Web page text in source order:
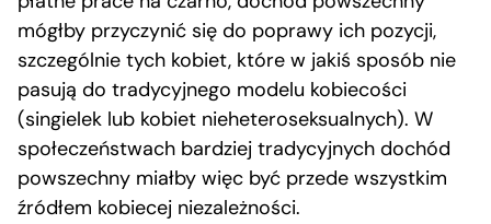
mógłby przyczynić się do poprawy ich pozycji,
szczególnie tych kobiet, które w jakiś sposób nie
pasują do tradycyjnego modelu kobiecości
(singielek lub kobiet nieheteroseksualnych). W
społeczeństwach bardziej tradycyjnych dochód
powszechny miałby więc być przede wszystkim
źródłem kobiecej niezależności.